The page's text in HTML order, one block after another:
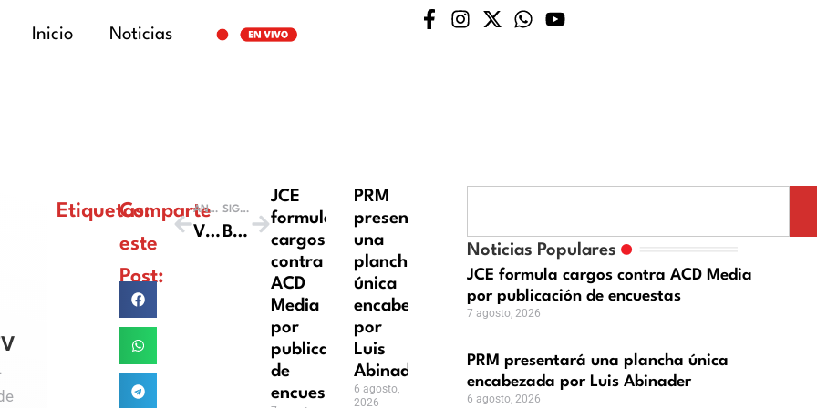
Inicio Noticias
Etiquetas:Comparte
este
Post:
ANTERIOR
Valores
SIGUIENTE
Buenos Días Santo Domingo – Leonardo Shine – Lunes 17 de Diciembre
JCE
formula
cargos
contra
ACD
Media
por
publicación
de
encuestas
PRM
presentará
una
plancha
única
encabezada
por
Luis
Abinader
6 agosto,
2026
Noticias Populares
JCE formula cargos contra ACD Media
por publicación de encuestas
7 agosto, 2026
PRM presentará una plancha única
encabezada por Luis Abinader
6 agosto, 2026